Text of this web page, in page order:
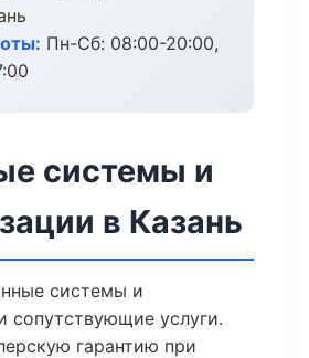
Пн-Сб: 08:00-20:00,
системы и
в Казань
системы и
сопутствующие услуги.
гарантию при